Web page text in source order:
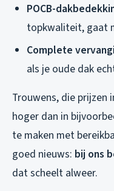
POCB-
topkwaliteit, gaat
Complete
als je oude dak
Trouwens, die prijzen
hoger dan in
te maken met
goed nieuws: bij ons
dat scheelt alweer.